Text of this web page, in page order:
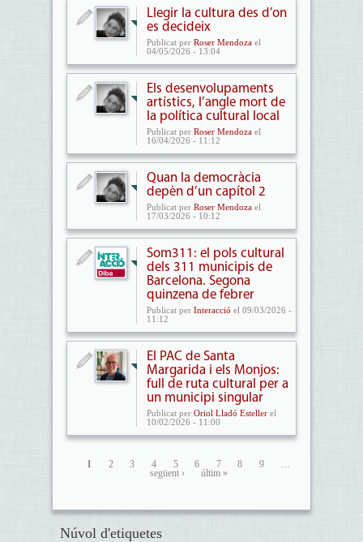
Llegir la cultura des d’on
es decideix
Publicat per Roser Mendozael
04/05/2026 - 13:04
Els desenvolupaments
artístics, l’angle mort de
la política cultural local
Publicat per Roser Mendozael
16/04/2026 - 11:12
Quan la democràcia
depèn d’un capítol 2
Publicat per Roser Mendozael
17/03/2026 - 10:12
Som311: el pols cultural
dels 311 municipis de
Barcelona. Segona
quinzena de febrer
Publicat per Interacció el 09/03/2026 -
11:12
El PAC de Santa
Margarida i els Monjos:
full de ruta cultural per a
un municipi singular
Publicat per Oriol Lladó Estellerel
10/02/2026 - 11:00
1 2 3 4 5 6 7 8 9
…
següent ›
últim »
Núvol d'etiquetes